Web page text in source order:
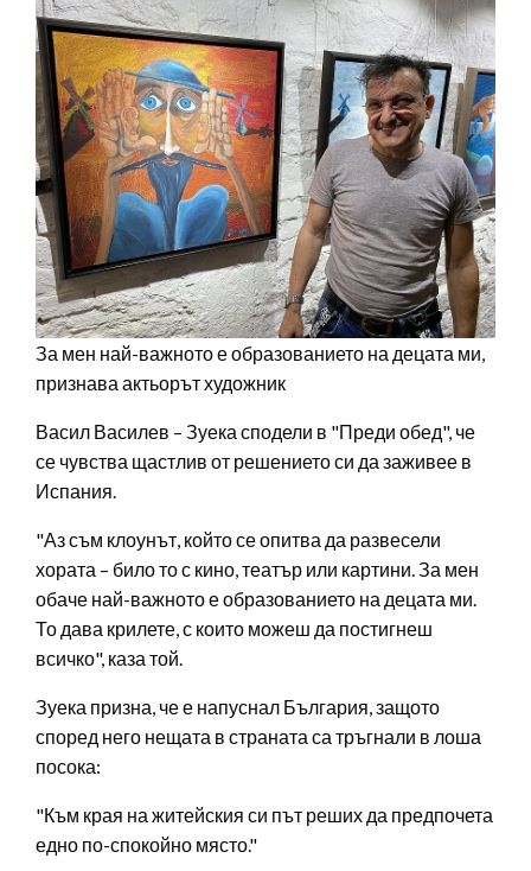
За мен най-важното е образованието на децата ми,
признава актьорът художник
Васил Василев – Зуека сподели в "Преди обед", че
се чувства щастлив от решението си да заживее в
Испания.
"Аз съм клоунът, който се опитва да развесели
хората – било то с кино, театър или картини. За мен
обаче най-важното е образованието на децата ми.
То дава крилете, с които можеш да постигнеш
всичко", каза той.
Зуека призна, че е напуснал България, защото
според него нещата в страната са тръгнали в лоша
посока:
"Към края на житейския си път реших да предпочета
едно по-спокойно място."